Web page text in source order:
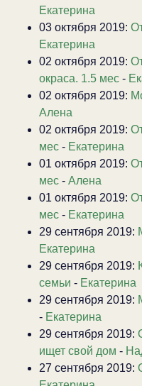
Екатерина
03 октября 2019:
Екатерина
02 октября 2019:
окраса. 1.5 мес -
02 октября 2019:
Алена
02 октября 2019:
мес - Екатерина
01 октября 2019:
мес - Алена
01 октября 2019:
мес - Екатерина
29 сентября 2019:
Екатерина
29 сентября 2019:
семьи - Екатерина
29 сентября 2019:
- Екатерина
29 сентября 2019:
ищет свой дом -
27 сентября 2019: